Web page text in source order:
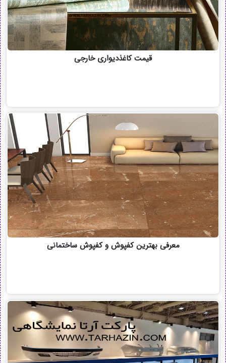
قیمت کاغذدیواری خارجی
معرفی بهترین کفپوش و کفپوش ساختمانی